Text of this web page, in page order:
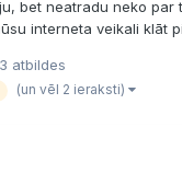
bet neatradu neko par
interneta veikali klāt
Varbūt kāds mani var
3 atbildes
(un vēl 2 ieraksti)